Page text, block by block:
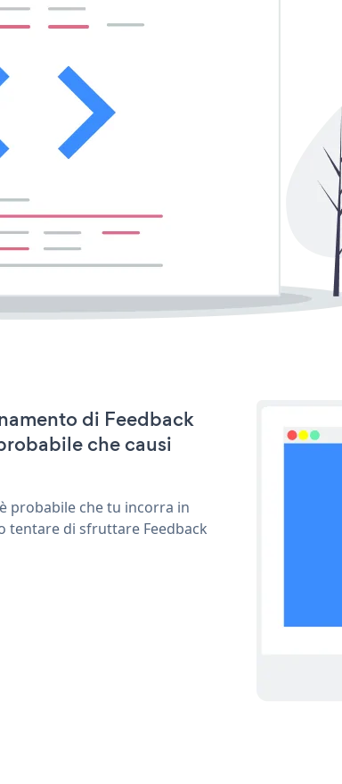
di Feedback
che causi
probabile che tu incorra in
tentare di sfruttare Feedback